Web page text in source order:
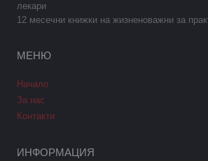
лекари
12 месечни книжки на жизненоважни за
МЕНЮ
Начало
За нас
Контакти
ИНФОРМАЦИЯ